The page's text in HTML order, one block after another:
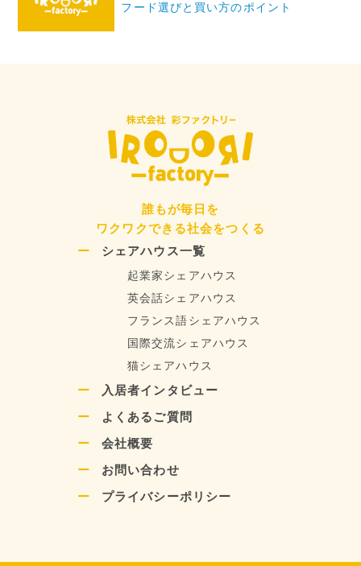
シ
フード選びと買い方のポイント
誰もが毎日を
ワクワクできる社会をつくる
シェアハウス一覧
起業家シェアハウス
英会話シェアハウス
フランス語シェアハウス
国際交流シェアハウス
猫シェアハウス
入居者インタビュー
よくあるご質問
会社概要
お問い合わせ
プライバシーポリシー